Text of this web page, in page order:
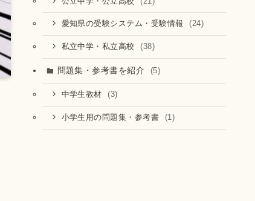
愛知県の受験システム・受験情報 (24)
私立中学・私立高校 (38)
問題集・参考書を紹介 (5)
中学生教材 (3)
小学生用の問題集・参考書 (1)